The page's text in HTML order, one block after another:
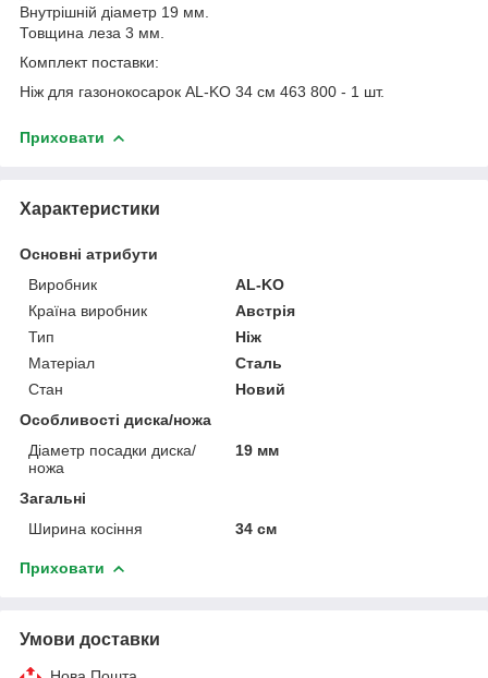
Внутрішній діаметр 19 мм.
Товщина леза 3 мм.
Комплект поставки:
Ніж для газонокосарок AL-KO 34 см 463 800 - 1 шт.
Приховати
Характеристики
Основні атрибути
Виробник
AL-KO
Країна виробник
Австрія
Тип
Ніж
Матеріал
Сталь
Стан
Новий
Особливості диска/ножа
Діаметр посадки диска/
ножа
19 мм
Загальні
Ширина косіння
34 см
Приховати
Умови доставки